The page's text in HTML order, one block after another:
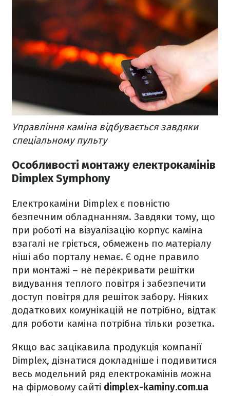
Управління каміна відбувається завдяки
спеціальному пульту
Особливості монтажу електрокамінів
Dimplex Symphony
Електрокаміни Dimplex є повністю
безпечним обладнанням. Завдяки тому, що
при роботі на візуалізацію корпус каміна
взагалі не гріється, обмежень по матеріалу
ніші або порталу немає. Є одне правило
при монтажі – не перекривати решітки
видування теплого повітря і забезпечити
доступ повітря для решіток забору. Ніяких
додаткових комунікацій не потрібно, відтак
для роботи каміна потрібна тільки розетка.
Якщо вас зацікавила продукція компанії
Dimplex, дізнатися докладніше і подивитися
весь модельний ряд електрокамінів можна
на фірмовому сайті dimplex-kaminy.com.ua